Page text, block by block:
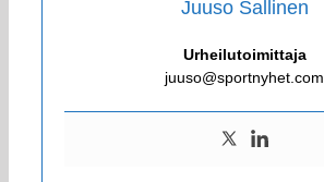
Juuso Sallinen
Urheilutoimittaja
juuso@sportnyhet.com